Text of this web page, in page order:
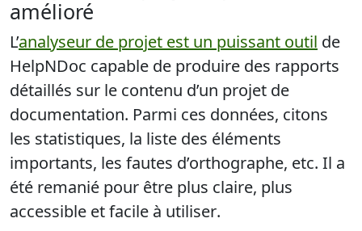
amélioré
L’analyseur de projet est un puissant outil de
HelpNDoc capable de produire des rapports
détaillés sur le contenu d’un projet de
documentation. Parmi ces données, citons
les statistiques, la liste des éléments
importants, les fautes d’orthographe, etc. Il a
été remanié pour être plus claire, plus
accessible et facile à utiliser.